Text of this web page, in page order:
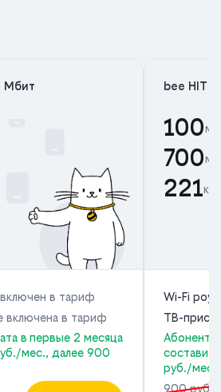
Мбит
в тариф
включена в тариф
в первые 2 месяца
мес., далее 900
bee HIT
100
700
221
Wi-Fi
ТВ-
составит
руб./мес.
900 руб/